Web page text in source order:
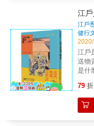
山」──紫
毬是
門玩具 ‧墮姬與妓夫太郎出身的
岸」──
刺青
代不
史郎
是當時的邪教
迎？──
大
漫 & 獨家蒐錄2 ☆鬼滅物語☆ 大正時代──
圖」
娃娃
農曆
「桃花節」
的「
立冬
期。
江戶
宗的
炎炎夏日
日
清的外遇
之愛？純
學，以
學中，
玩玩
靈小和尚
有一
原型
一休宗純。 然而，
的辯解信？ 武田
他曾
一名少年
江
江戶
健行
江戶
送物資？ 月租單間小套房
是什麼感覺？
樓．江戶
興趣！
首
79 折